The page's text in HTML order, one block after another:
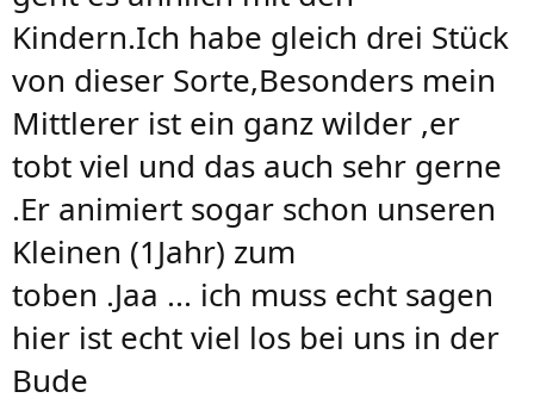
Kindern.Ich habe gleich drei Stück
von dieser Sorte,Besonders mein
Mittlerer ist ein ganz wilder ,er
tobt viel und das auch sehr gerne
.Er animiert sogar schon unseren
Kleinen (1Jahr) zum
toben .Jaa ... ich muss echt sagen
hier ist echt viel los bei uns in der
Bude